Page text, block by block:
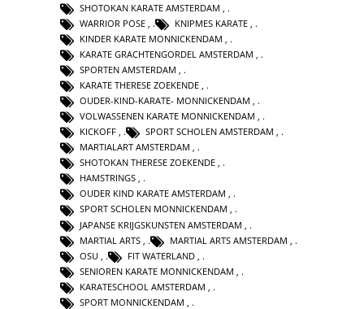
SHOTOKAN KARATE AMSTERDAM
WARRIOR POSE
KNIPMES KARATE
KINDER KARATE MONNICKENDAM
KARATE GRACHTENGORDEL AMSTERDAM
SPORTEN AMSTERDAM
KARATE THERESE ZOEKENDE
OUDER-KIND-KARATE- MONNICKENDAM ,
VOLWASSENEN KARATE MONNICKENDAM ,
KICKOFF , SPORT SCHOLEN AMSTERDAM ,
MARTIALART AMSTERDAM ,
SHOTOKAN THERESE ZOEKENDE ,
HAMSTRINGS ,
OUDER KIND KARATE AMSTERDAM ,
SPORT SCHOLEN MONNICKENDAM ,
JAPANSE KRIJGSKUNSTEN AMSTERDAM
MARTIAL ARTS
MARTIAL ARTS AMSTERDAM
OSU
FIT WATERLAND
SENIOREN KARATE MONNICKENDAM
KARATESCHOOL AMSTERDAM
SPORT MONNICKENDAM